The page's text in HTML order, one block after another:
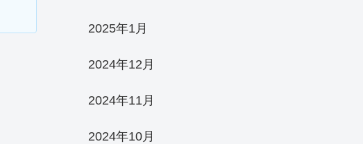
2025年1月
2024年12月
2024年11月
2024年10月